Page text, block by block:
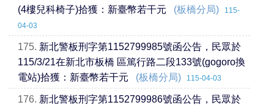
(4樓兒科椅子)拾獲：新臺幣若干元
(板橋分局)
115-
04-03
175. 新北警板刑字第1152799985號函公告，民眾於
115/3/21在新北市板橋 區篤行路二段133號(gogoro換
電站)拾獲：新臺幣若干元
(板橋分局) 115-04-03
176. 新北警板刑字第1152799986號函公告，民眾於